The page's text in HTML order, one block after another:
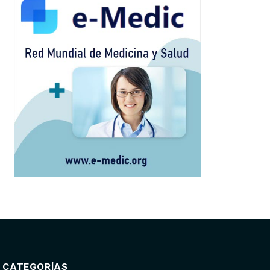
CATEGORÍAS